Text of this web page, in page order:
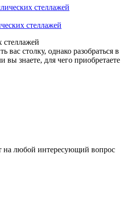
стеллажей
стеллажей
вас столку, однако разобраться в
вы знаете, для чего приобретаете
на любой интересующий вопрос